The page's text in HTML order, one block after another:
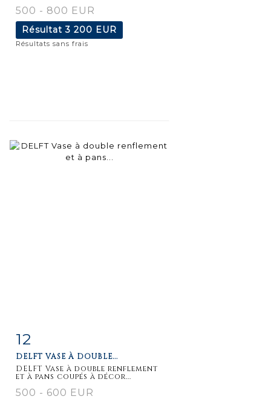
500 - 800 EUR
Résultat3 200 EUR
Résultats sans frais
détaillée
12
DELFT VASE À DOUBLE...
DELFT Vase à double renflement
et à pans coupés à décor...
500 - 600 EUR